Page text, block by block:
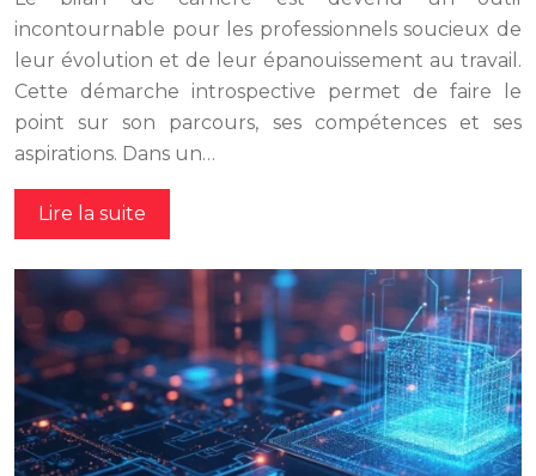
incontournable pour les professionnels soucieux de
leur évolution et de leur épanouissement au travail.
Cette démarche introspective permet de faire le
point sur son parcours, ses compétences et ses
aspirations. Dans un…
Lire la suite